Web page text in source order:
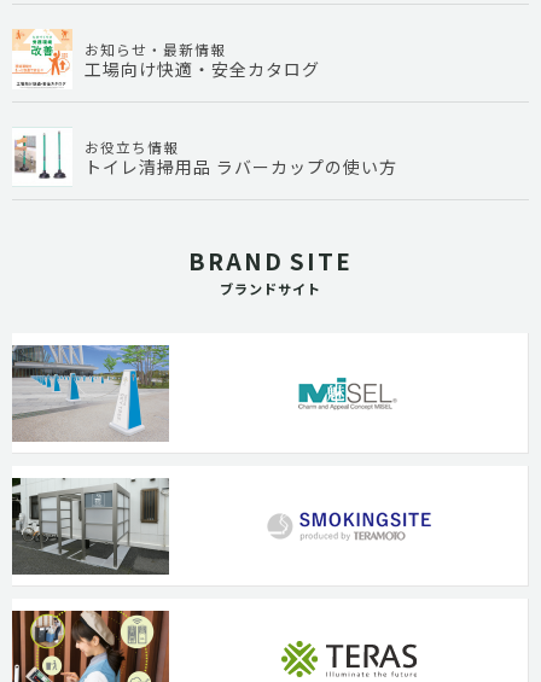
お知らせ・最新情報
工場向け快適・安全カタログ
お役立ち情報
トイレ清掃用品 ラバーカップの使い方
BRAND SITE
ブランドサイト